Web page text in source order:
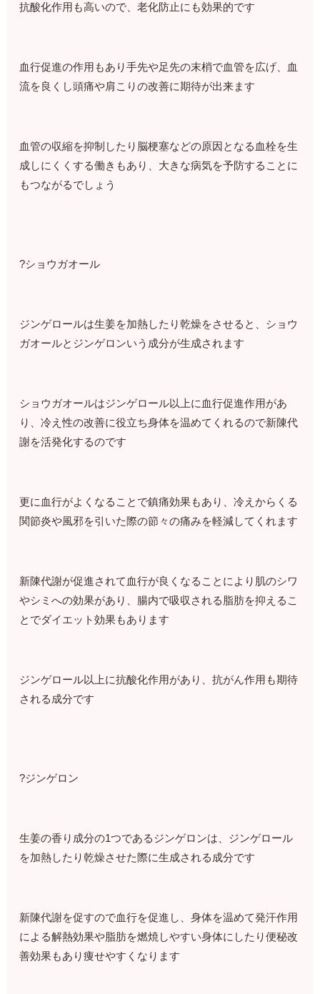
抗酸化作用も高いので、老化防止にも効果的です
血行促進の作用もあり手先や足先の末梢で血管を広げ、血
流を良くし頭痛や肩こりの改善に期待が出来ます
血管の収縮を抑制したり脳梗塞などの原因となる血栓を生
成しにくくする働きもあり、大きな病気を予防することに
もつながるでしょう
?ショウガオール
ジンゲロールは生姜を加熱したり乾燥をさせると、ショウ
ガオールとジンゲロンいう成分が生成されます
ショウガオールはジンゲロール以上に血行促進作用があ
り、冷え性の改善に役立ち身体を温めてくれるので新陳代
謝を活発化するのです
更に血行がよくなることで鎮痛効果もあり、冷えからくる
関節炎や風邪を引いた際の節々の痛みを軽減してくれます
新陳代謝が促進されて血行が良くなることにより肌のシワ
やシミへの効果があり、腸内で吸収される脂肪を抑えるこ
とでダイエット効果もあります
ジンゲロール以上に抗酸化作用があり、抗がん作用も期待
される成分です
?ジンゲロン
生姜の香り成分の1つであるジンゲロンは、ジンゲロール
を加熱したり乾燥させた際に生成される成分です
新陳代謝を促すので血行を促進し、身体を温めて発汗作用
による解熱効果や脂肪を燃焼しやすい身体にしたり便秘改
善効果もあり痩せやすくなります